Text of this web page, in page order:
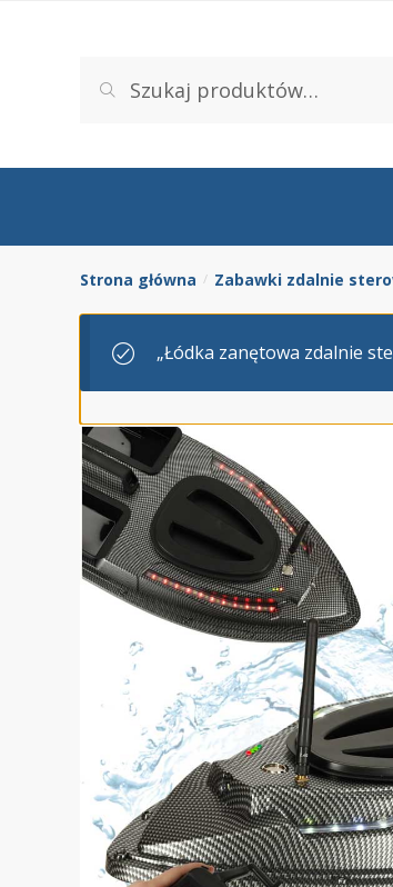
Szukaj
Strona główna / Zabawki zdalnie
„Łódka zanętowa zdalnie